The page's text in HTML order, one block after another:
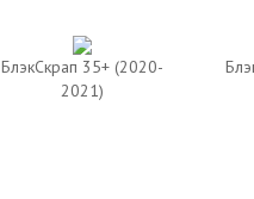
БлэкСкрап 35+ (2020-
2021)